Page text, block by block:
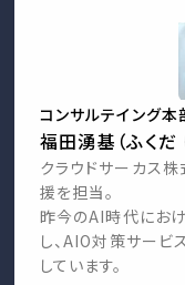
コンサルテイング
福田湧基（ふくだ
クラウドサーカス
援を担当。
昨今のAI時代にお
し、AIO対策サー
しています。